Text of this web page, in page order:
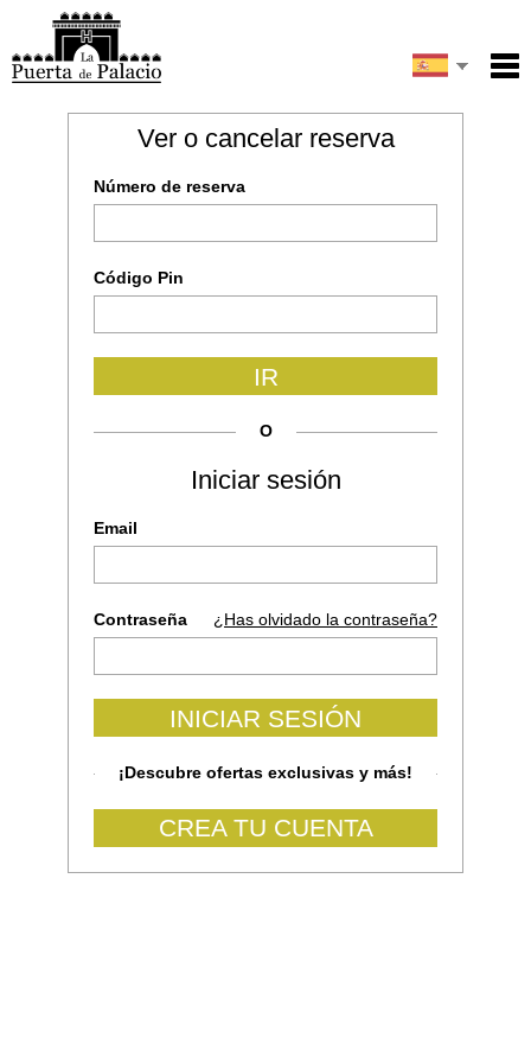
English
Ver o cancelar reserva
Número de reserva
Código Pin
IR
O
Iniciar sesión
Email
Contraseña ¿Has olvidado la contraseña?
INICIAR SESIÓN
¡Descubre ofertas exclusivas y más!
CREA TU CUENTA
Email
Escribe el código de la imagen
ENVIAR